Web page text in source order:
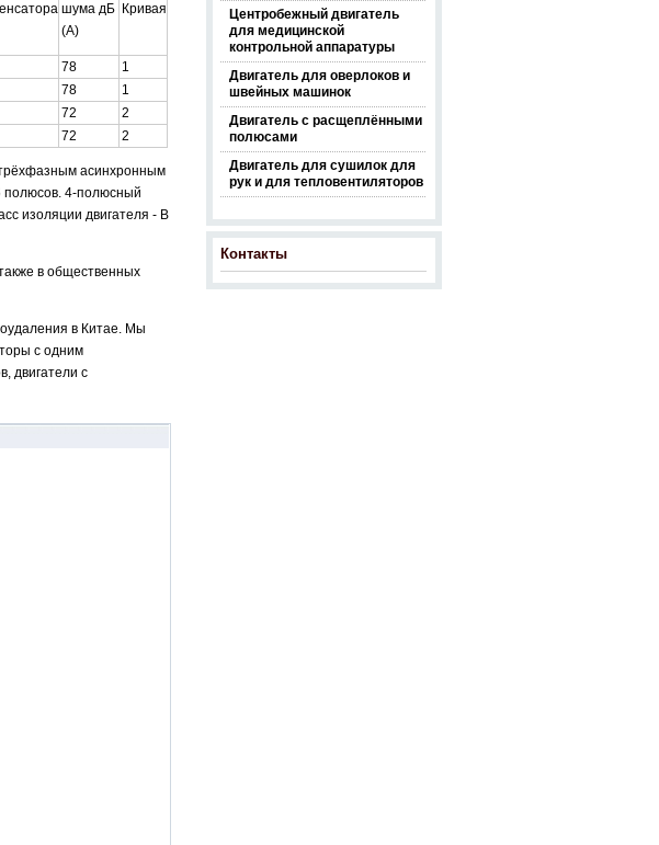
Центробежный двигатель
для медицинской
контрольной аппаратуры
Двигатель для оверлоков и
швейных машинок
Двигатель с расщеплёнными
полюсами
Двигатель для сушилок для
рук и для тепловентиляторов
Контакты
шума дБ
(A)
Кривая
78
1
78
1
72
2
72 2
асинхронным
полюсов. 4-полюсный
изоляции двигателя - B
в общественных
в Китае. Мы
с одним
двигатели с